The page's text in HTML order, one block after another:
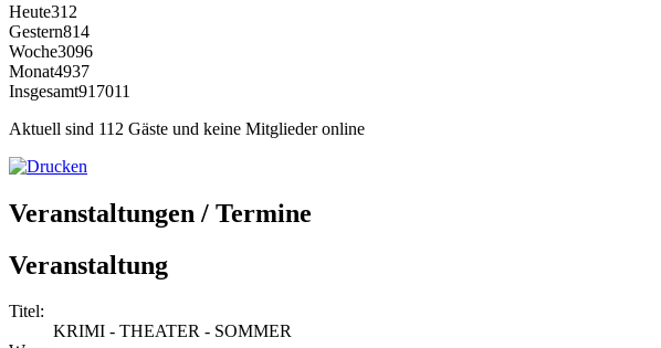
Heute312
Gestern814
Woche3096
Monat4937
Insgesamt917011
Aktuell sind 112 Gäste und keine Mitglieder online
Veranstaltungen / Termine
Veranstaltung
Titel:
KRIMI - THEATER - SOMMER